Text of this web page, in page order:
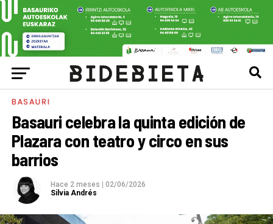
BASAURI
Basauri celebra la quinta edición de
Plazara con teatro y circo en sus
barrios
Hace 2 meses
02/06/2026
Silvia Andrés